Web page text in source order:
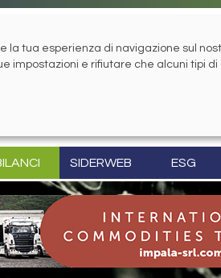
SIDERWEB ESG
tua esperienza di navigazione sul
impostazioni e rifiutare che alcuni tipi